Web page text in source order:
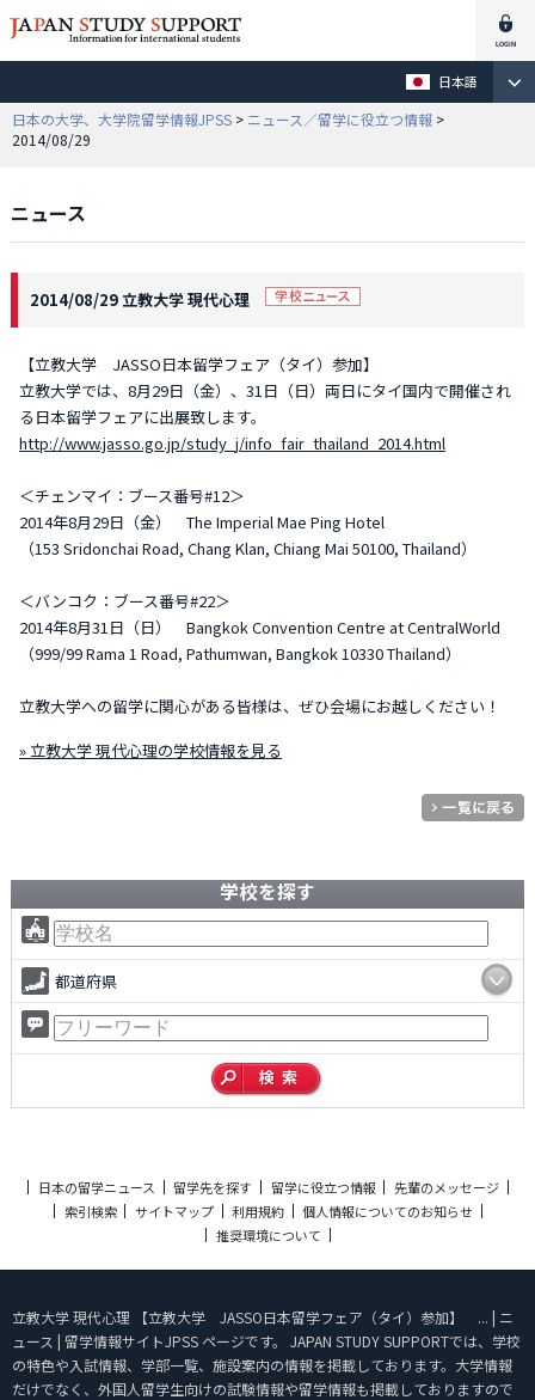
日本語
日本の大学、大学院留学情報JPSS > ニュース／留学に役立つ情報 >
2014/08/29
ニュース
2014/08/29 立教大学 現代心理
【立教大学 JASSO日本留学フェア（タイ）参加】
立教大学では、8月29日（金）、31日（日）両日にタイ国内で開催され
る日本留学フェアに出展致します。
http://www.jasso.go.jp/study_j/info_fair_thailand_2014.html
＜チェンマイ：ブース番号#12＞
2014年8月29日（金） The Imperial Mae Ping Hotel
（153 Sridonchai Road, Chang Klan, Chiang Mai 50100, Thailand）
＜バンコク：ブース番号#22＞
2014年8月31日（日） Bangkok Convention Centre at CentralWorld
（999/99 Rama 1 Road, Pathumwan, Bangkok 10330 Thailand）
立教大学への留学に関心がある皆様は、ぜひ会場にお越しください！
» 立教大学 現代心理の学校情報を見る
学校を探す
都道府県
日本の留学ニュース 留学先を探す 留学に役立つ情報
先輩のメッセージ
索引検索
サイトマップ 利用規約
個人情報についてのお知らせ
推奨環境について
立教大学 現代心理 【立教大学 JASSO日本留学フェア（タイ）参加】 ... | ニ
ュース | 留学情報サイトJPSS ページです。 JAPAN STUDY SUPPORTでは、学校
の特色や入試情報、学部一覧、施設案内の情報を掲載しております。大学情報
だけでなく、外国人留学生向けの試験情報や留学情報も掲載しておりますので